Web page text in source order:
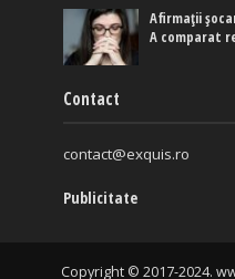
Afirmaţii
A comparat
Contact
contact@exquis.ro
Publicitate
Copyright © 2017-2024.